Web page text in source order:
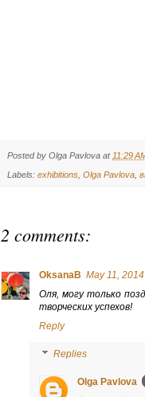
Posted by Olga Pavlova at 11:29
Labels: exhibitions, Olga Pavlova,
2 comments:
OksanaB May 11,
Оля, могу только
творческих успехов!
Reply
Replies
Olga Pavlova